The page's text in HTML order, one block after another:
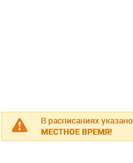
В расписаниях указано
МЕСТНОЕ ВРЕМЯ!